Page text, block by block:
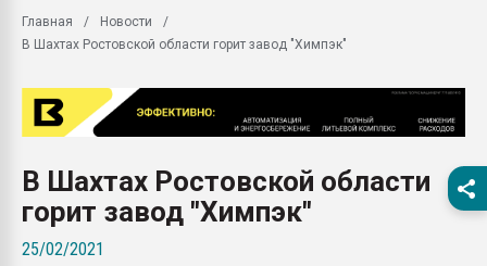
Всё, что касается
бутылок
Материал поверхности
вакуумного
Главная
Новости
В Шахтах Ростовской области горит завод "Химпэк"
В Шахтах Ростовской области
горит завод "Химпэк"
25/02/2021